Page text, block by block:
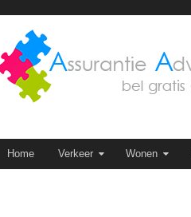
Skip to content
Home Verkeer Wonen